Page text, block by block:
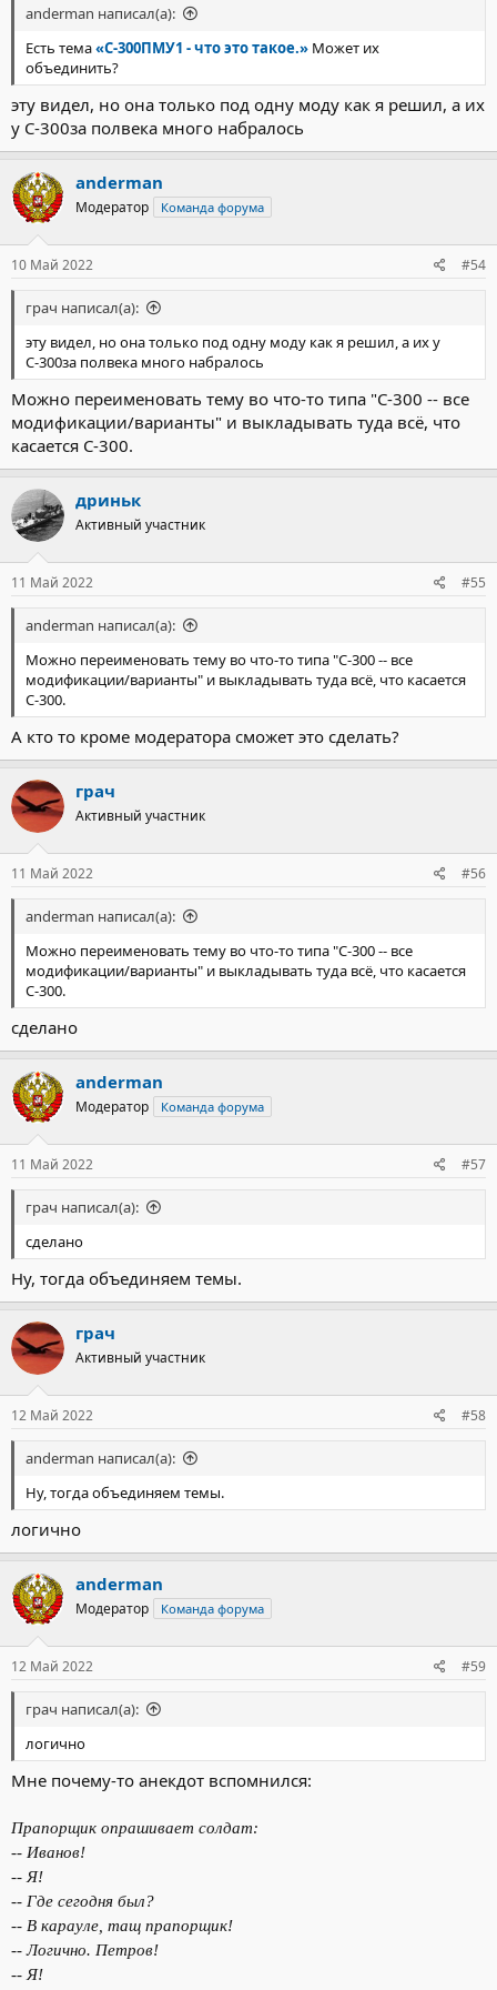
anderman написал(а):
Есть тема«С-300ПМУ1 - что это такое.» Может их
объединить?
эту видел, но она только под одну моду как я решил, а их
у С-300за полвека много набралось
anderman
Модератор Команда форума
10 Май 2022 #54
грач написал(а):
эту видел, но она только под одну моду как я решил, а их у
С-300за полвека много набралось
Можно переименовать тему во что-то типа "С-300 -- все
модификации/варианты" и выкладывать туда всё, что
касается С-300.
дриньк
Активный участник
11 Май 2022 #55
anderman написал(а):
Можно переименовать тему во что-то типа "С-300 -- все
модификации/варианты" и выкладывать туда всё, что касается
С-300.
А кто то кроме модератора сможет это сделать?
грач
Активный участник
11 Май 2022 #56
anderman написал(а):
Можно переименовать тему во что-то типа "С-300 -- все
модификации/варианты" и выкладывать туда всё, что касается
С-300.
сделано
anderman
Модератор Команда форума
11 Май 2022 #57
грач написал(а):
сделано
Ну, тогда объединяем темы.
грач
Активный участник
12 Май 2022 #58
anderman написал(а):
Ну, тогда объединяем темы.
логично
anderman
Модератор Команда форума
12 Май 2022 #59
грач написал(а):
логично
Мне почему-то анекдот вспомнился:
Прапорщик опрашивает солдат:
-- Иванов!
-- Я!
-- Где сегодня был?
-- В карауле, тащ прапорщик!
-- Логично. Петров!
-- Я!